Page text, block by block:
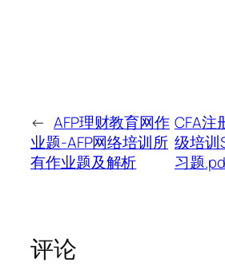
← AFP理财教育网作
业题-AFP网络培训所
有作业题及解析
CFA注
级培训
习题
评论